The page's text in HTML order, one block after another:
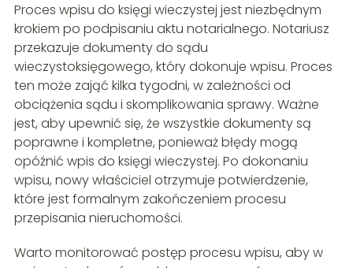
Proces wpisu do księgi wieczystej jest niezbędnym
krokiem po podpisaniu aktu notarialnego. Notariusz
przekazuje dokumenty do sądu
wieczystoksięgowego, który dokonuje wpisu. Proces
ten może zająć kilka tygodni, w zależności od
obciążenia sądu i skomplikowania sprawy. Ważne
jest, aby upewnić się, że wszystkie dokumenty są
poprawne i kompletne, ponieważ błędy mogą
opóźnić wpis do księgi wieczystej. Po dokonaniu
wpisu, nowy właściciel otrzymuje potwierdzenie,
które jest formalnym zakończeniem procesu
przepisania nieruchomości.
Warto monitorować postęp procesu wpisu, aby w